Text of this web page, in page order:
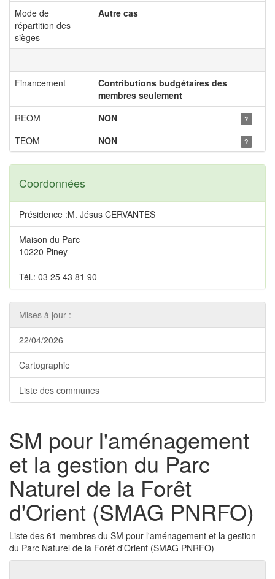
Mode de
répartition des
sièges
Autre cas
Financement
Contributions budgétaires des
membres seulement
REOM
NON ?
TEOM NON ?
Coordonnées
Présidence :M. Jésus CERVANTES
Maison du Parc
10220 Piney
Tél.: 03 25 43 81 90
Mises à jour :
22/04/2026
Cartographie
Liste des communes
SM pour l'aménagement
et la gestion du Parc
Naturel de la Forêt
d'Orient (SMAG PNRFO)
Liste des 61 membres du SM pour l'aménagement et la gestion
du Parc Naturel de la Forêt d'Orient (SMAG PNRFO)